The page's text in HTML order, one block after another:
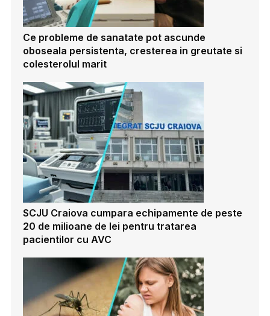
Ce probleme de sanatate pot ascunde
oboseala persistenta, cresterea in greutate si
colesterolul marit
SCJU Craiova cumpara echipamente de peste
20 de milioane de lei pentru tratarea
pacientilor cu AVC